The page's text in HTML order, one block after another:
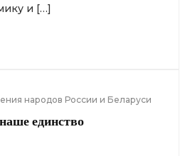
и […]
народов России и Беларуси
единство